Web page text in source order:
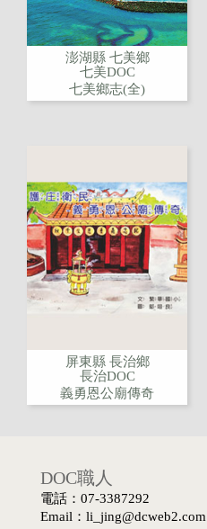
澎湖縣 七美鄉
七美DOC
七美鄉志(全)
屏東縣 長治鄉
長治DOC
義勇恩公廟傳奇
DOC職人
電話：07-3387292
Email：li_jing@dcweb2.com